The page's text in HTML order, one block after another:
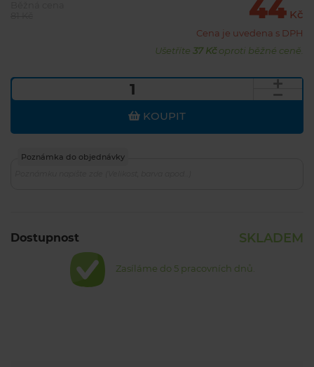
44Kč
Cena je uvedena s DPH
Ušetříte 37 Kčoproti běžné ceně.
KOUPIT
Poznámka do objednávky
Dostupnost SKLADEM
Zasíláme do 5 pracovních dnů.